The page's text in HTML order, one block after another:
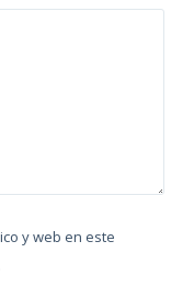
y web en este